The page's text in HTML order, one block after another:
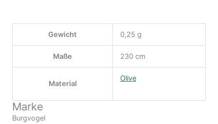
Gewicht 0,25 g
Maße 230 cm
Material
Olive
Marke
Burgvogel